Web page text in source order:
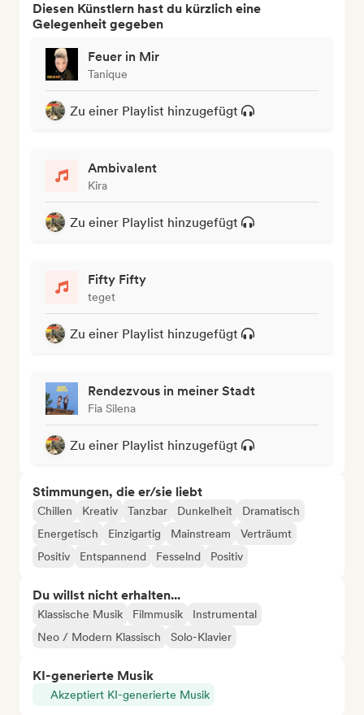
Diesen Künstlern hast du kürzlich eine
Gelegenheit gegeben
Feuer in Mir
Tanique
Zu einer Playlist hinzugefügt
Ambivalent
Kira
Zu einer Playlist hinzugefügt
Fifty Fifty
teget
Zu einer Playlist hinzugefügt
Rendezvous in meiner Stadt
Fia Silena
Zu einer Playlist hinzugefügt
Stimmungen, die er/sie liebt
Chillen Kreativ Tanzbar Dunkelheit
Dramatisch
Energetisch
Einzigartig Mainstream
Verträumt
Positiv
Entspannend Fesselnd Positiv
Du willst nicht erhalten...
Klassische Musik Filmmusik
Instrumental
Neo / Modern Klassisch
Solo-Klavier
KI-generierte Musik
Akzeptiert KI-generierte Musik